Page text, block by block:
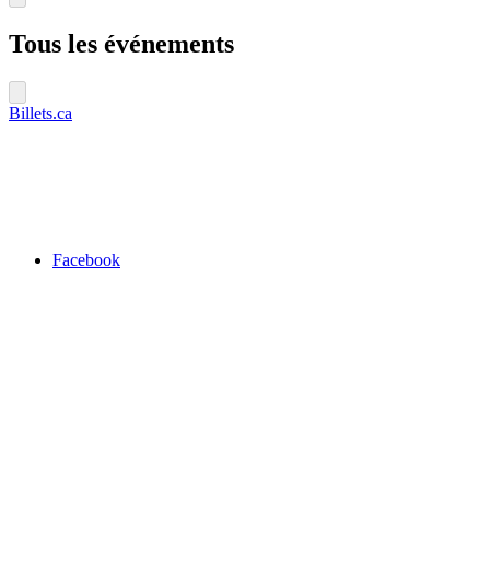
Tous les événements
Billets.ca
Facebook